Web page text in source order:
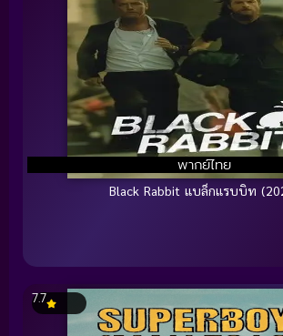
พากย์ไทย
Black Rabbit แบล็กแรบบิท
7.7